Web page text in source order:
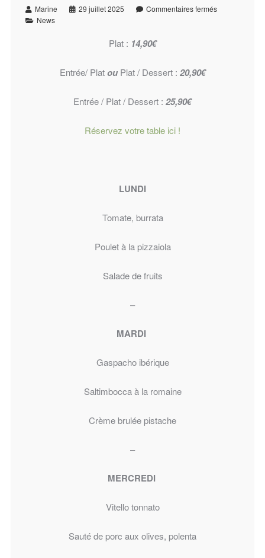
Marine 29 juillet 2025
Commentaires fermés
News
Plat : 14,90€
Entrée/ PlatouPlat / Dessert : 20,90€
Entrée / Plat / Dessert : 25,90€
Réservez votre table ici !
LUNDI
Tomate, burrata
Poulet à la pizzaiola
Salade de fruits
–
MARDI
Gaspacho ibérique
Saltimbocca à la romaine
Crème brulée pistache
–
MERCREDI
Vitello tonnato
Sauté de porc aux olives, polenta